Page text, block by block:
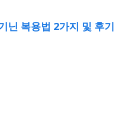
닌 복용법 2가지 및